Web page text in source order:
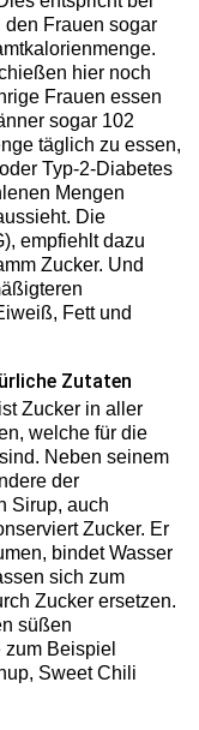
Frauen sogar
hier noch
Frauen essen
sogar 102
täglich zu essen,
Typ-2-Diabetes
Mengen
Die
empfiehlt dazu
Zucker. Und
Fett und
Zutaten
Zucker in aller
welche für die
Neben seinem
der
Sirup, auch
Zucker. Er
bindet Wasser
sich zum
Zucker ersetzen.
süßen
Beispiel
Sweet Chili